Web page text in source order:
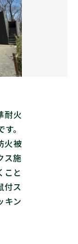
耐火
。
火被
ス施
こと
付ス
キン